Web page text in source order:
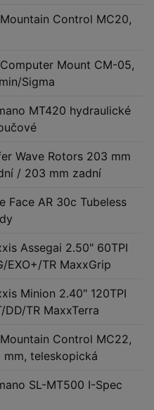
Control MC20,
Mount CM-05,
Sigma
MT420 hydraulické
Wave Rotors 203 mm
/ 203 mm zadní
Face AR 30c Tubeless
Assegai 2.50" 60TPI
EXO+/TR MaxxGrip
Minion 2.40" 120TPI
DD/TR MaxxTerra
Control MC22,
mm, teleskopická
SL-MT500 I-Spec